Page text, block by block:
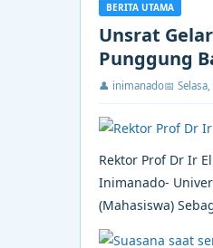
BERITA UTAMA
Unsrat
Punggung
👤 inimanado📅
Rektor Prof Dr Ir
Inimanado-
(Mahasiswa)